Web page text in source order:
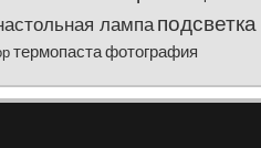
лампаподсветка
термопастафотография